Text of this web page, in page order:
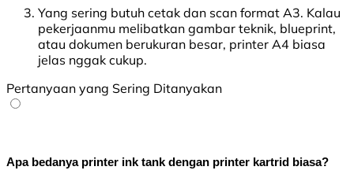
Yang sering butuh cetak dan scan format A3. Kalau
pekerjaanmu melibatkan gambar teknik, blueprint,
atau dokumen berukuran besar, printer A4 biasa
jelas nggak cukup.
Pertanyaan yang Sering Ditanyakan
Apa bedanya printer ink tank dengan printer kartrid biasa?